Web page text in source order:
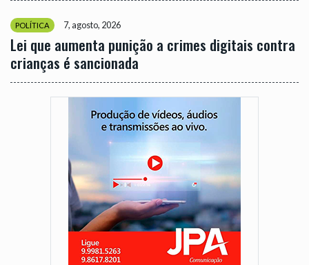
POLÍTICA 7, agosto, 2026
Lei que aumenta punição a crimes digitais contra
crianças é sancionada